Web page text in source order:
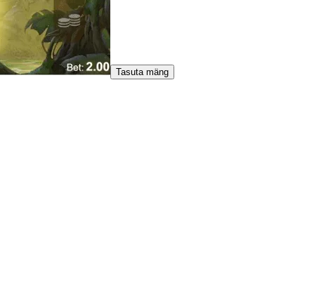
Tasuta mäng